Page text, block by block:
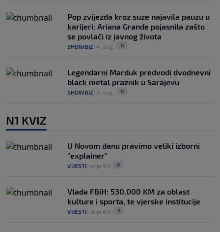
Pop zvijezda kroz suze najavila pauzu u
karijeri: Ariana Grande pojasnila zašto
se povlači iz javnog života
SHOWBIZ 4. aug. 0
Legendarni Marduk predvodi dvodnevni
black metal praznik u Sarajevu
SHOWBIZ 3. aug. 0
N1 KVIZ
U Novom danu pravimo veliki izborni
"explainer"
VIJESTI prije 5 h 0
Vlada FBiH: 530.000 KM za oblast
kulture i sporta, te vjerske institucije
VIJESTI prije 8 h 0